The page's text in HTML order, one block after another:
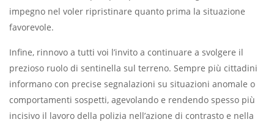
impegno nel voler ripristinare quanto prima la situazione
favorevole.
Infine, rinnovo a tutti voi l’invito a continuare a svolgere il
prezioso ruolo di sentinella sul terreno. Sempre più cittadini
informano con precise segnalazioni su situazioni anomale o
comportamenti sospetti, agevolando e rendendo spesso più
incisivo il lavoro della polizia nell’azione di contrasto e nella